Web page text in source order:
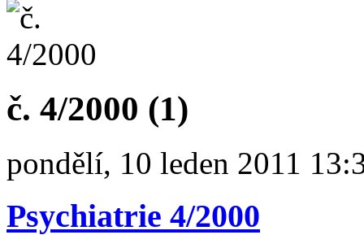
č. 4/2000 (1)
pondělí, 10 leden 2011
Psychiatrie 4/2000